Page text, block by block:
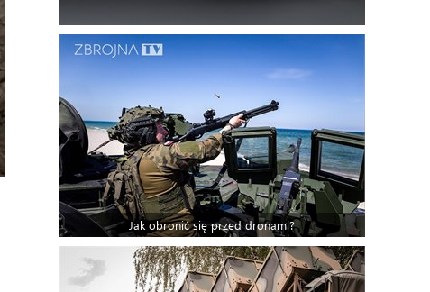
Jak obronić się przed dronami?